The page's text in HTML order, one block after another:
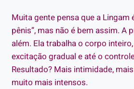
Muita gente pensa que a Lingam
pênis”, mas não é bem assim. A
além. Ela trabalha o corpo
excitação gradual e até o
Resultado? Mais intimidade,
muito mais intensos.